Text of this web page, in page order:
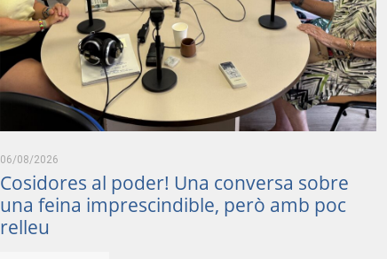
06/08/2026
Cosidores al poder! Una conversa sobre
una feina imprescindible, però amb poc
relleu